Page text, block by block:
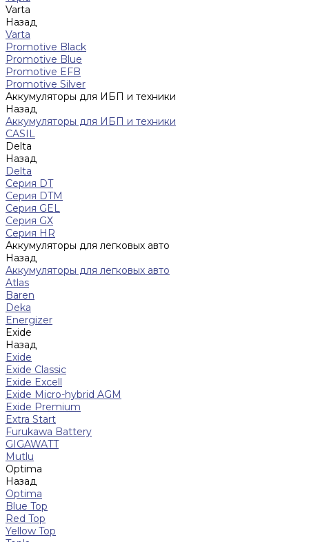
Varta
Назад
Varta
Promotive Black
Promotive Blue
Promotive EFB
Promotive Silver
Аккумуляторы для ИБП и техники
Назад
Аккумуляторы для ИБП и техники
CASIL
Delta
Назад
Delta
Серия DT
Серия DTM
Серия GEL
Серия GХ
Серия HR
Аккумуляторы для легковых авто
Назад
Аккумуляторы для легковых авто
Atlas
Baren
Deka
Energizer
Exide
Назад
Exide
Exide Classic
Exide Excell
Exide Micro-hybrid AGM
Exide Premium
Extra Start
Furukawa Battery
GIGAWATT
Mutlu
Optima
Назад
Optima
Blue Top
Red Top
Yellow Top